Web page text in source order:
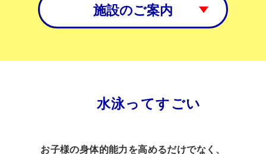
施設のご案内
水泳ってすごい
お子様の身体的能力を高めるだけでなく、